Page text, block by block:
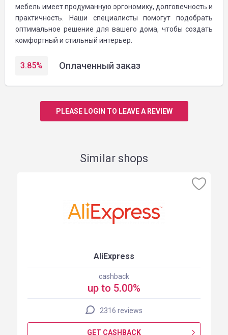
мебель имеет продуманную эргономику, долговечность и
практичность. Наши специалисты помогут подобрать
оптимальное решение для вашего дома, чтобы создать
комфортный и стильный интерьер.
3.85% Оплаченный заказ
PLEASE LOGIN TO LEAVE A REVIEW
Similar shops
AliExpress
cashback
up to 5.00%
2316 reviews
GET CASHBACK